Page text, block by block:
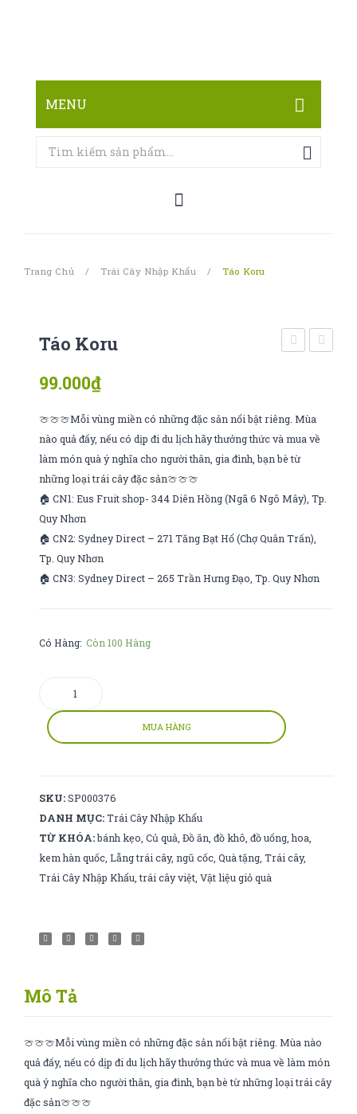
MENU
TRANG CHỦ
Trang Chủ / Trái Cây Nhập Khẩu / Táo Koru
110ml
Táo Koru
99.000₫
🍈🍈🍈Mỗi vùng miền có những đặc sản nổi bật riêng. Mùa
nào quả đấy, nếu có dịp đi du lịch hãy thưởng thức và mua về
làm món quà ý nghĩa cho người thân, gia đình, bạn bè từ
những loại trái cây đặc sản🍈🍈🍈
🏠 CN1: Eus Fruit shop- 344 Diên Hồng (Ngã 6 Ngô Mây), Tp.
Quy Nhơn
🏠 CN2: Sydney Direct – 271 Tăng Bạt Hổ (Chợ Quân Trấn),
Tp. Quy Nhơn
🏠 CN3: Sydney Direct – 265 Trần Hưng Đạo, Tp. Quy Nhơn
Có Hàng: Còn 100 Hàng
số
lượng
MUA HÀNG
SKU: SP000376
DANH MỤC: Trái Cây Nhập Khẩu
TỪ KHÓA: bánh kẹo ,Củ quả ,Đồ ăn ,đồ khô ,đồ uống ,hoa
kem hàn quốc ,Lẵng trái cây,ngũ cốc ,Quà tặng ,Trái cây,
Trái Cây Nhập Khẩu ,trái cây việt ,Vật liệu giỏ quà
Mô Tả
🍈🍈🍈Mỗi vùng miền có những đặc sản nổi bật riêng. Mùa nào
quả đấy, nếu có dịp đi du lịch hãy thưởng thức và mua về làm món
quà ý nghĩa cho người thân, gia đình, bạn bè từ những loại trái cây
đặc sản🍈🍈🍈